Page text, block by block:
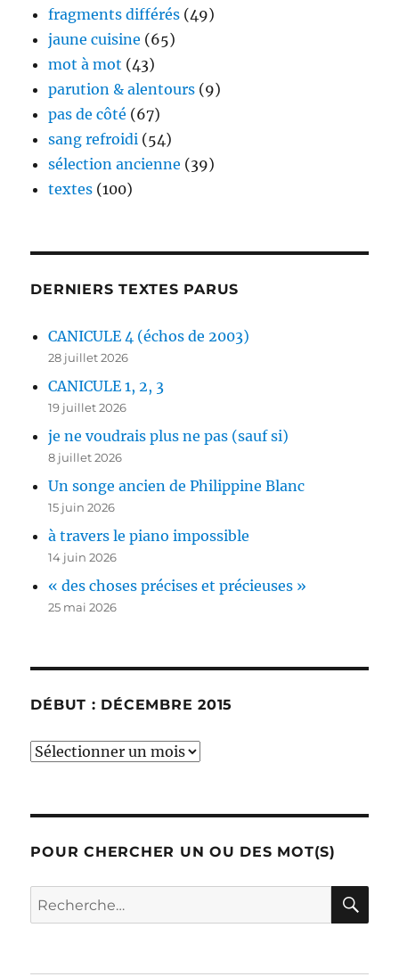
fragments différés (49)
jaune cuisine (65)
mot à mot (43)
parution & alentours (9)
pas de côté (67)
sang refroidi (54)
sélection ancienne (39)
textes (100)
DERNIERS TEXTES PARUS
CANICULE 4 (échos de 2003)
28 juillet 2026
CANICULE 1, 2, 3
19 juillet 2026
je ne voudrais plus ne pas (sauf si)
8 juillet 2026
Un songe ancien de Philippine Blanc
15 juin 2026
à travers le piano impossible
14 juin 2026
« des choses précises et précieuses »
25 mai 2026
DÉBUT : DÉCEMBRE 2015
début
POUR CHERCHER UN OU DES MOT(S)
Recherche
pour :